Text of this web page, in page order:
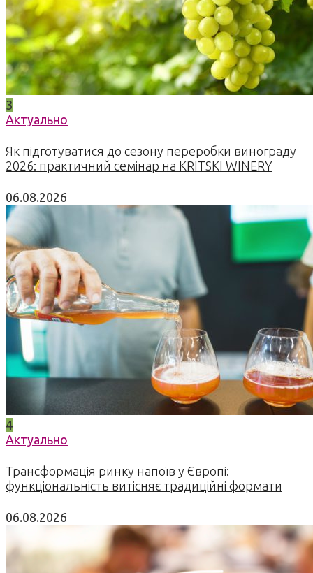
3
Актуально
Як підготуватися до сезону переробки винограду
2026: практичний семінар на KRITSKI WINERY
06.08.2026
4
Актуально
Трансформація ринку напоїв у Європі:
функціональність витісняє традиційні формати
06.08.2026